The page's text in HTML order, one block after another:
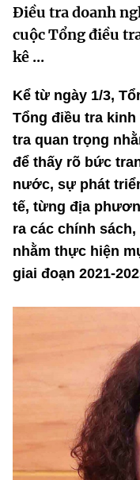
Chức năng nhiệm
Lịch sử phát triển
Sở Khoa học và
Tin tức sự kiện
Đổi mới sáng tạo
Chuyển đổi số
Bưu chính, Viễn
Sở hữu trí tuệ
Tiêu chuẩn, đo
Tin địa phương
Hệ thống văn bản
Văn bản QPPL
Văn bản chỉ đạo
Lấy ý kiến người
MST IOFFICE
THỐNG KÊ
Khoa học và Công
Đổi mới sáng tạo
Bưu chính, Viễn
Sở hữu trí tuệ
Tiêu chuẩn, đo
Năng lượng
Multimedia
THƯ ĐIỆN TỬ
Khác
Nhiệm vụ trọng tâm
Điều tra doanh
cuộc Tổng điều
kê ...
Kể từ ngày 1/3,
Tổng điều tra kinh
tra quan trọng
để thấy rõ bức
nước, sự phát
tế, từng địa
ra các chính
nhằm thực hiện
giai đoạn 2021-